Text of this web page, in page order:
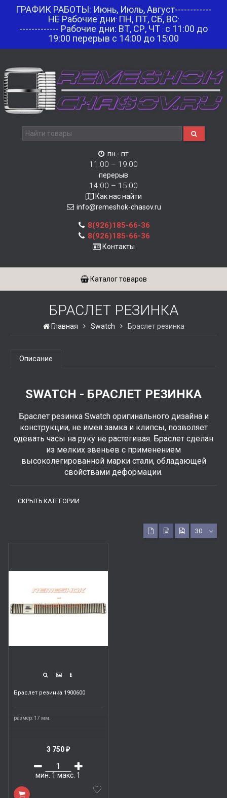
ГРАФИК РАБОТЫ: Июнь, Июль, Август------------
НЕ Рабочие дни: ПН, ПТ, СБ, ВС:
------------- Рабочие дни: ВТ, СР, ЧТ : с 11:00 до
19:00 перерыв с 14:00 до 15:00
пн.- пт.
11:00 – 19:00
перерыв
14:00 – 15:00
Как нас найти
info@remeshok-chasov.ru
8(926)185-66-36
8(926)185-66-36
Контакты
Каталог товаров
БРАСЛЕТ РЕЗИНКА
Главная Swatch Браслет резинка
Описание
SWATCH - БРАСЛЕТ РЕЗИНКА
Браслет резинка Swatch оригинального дизайна и
конструкции, не имея замка и клипсы, позволяет
одевать часы на руку не растегивая. Браслет сделан
из мелких звеньев с применением
высоколегированной марки стали, обладающей
свойствами деформации.
СКРЫТЬ КАТЕГОРИИ
30
Браслет резинка 1900600
размер: 17 мм.
3 750 ₽
мин. 1макс. 1